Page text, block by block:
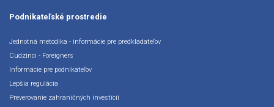
Podnikateľské prostredie
Jednotná metodika - informácie pre predkladateľov
Cudzinci - Foreigners
Informácie pre podnikateľov
Lepšia regulácia
Preverovanie zahraničných investícií